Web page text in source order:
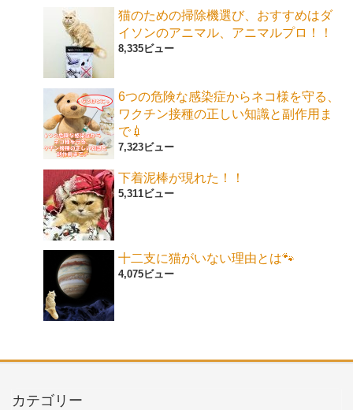
猫のための掃除機選び、おすすめはダ
イソンのアニマル、アニマルプロ！！
8,335ビュー
6つの危険な感染症からネコ様を守る、
ワクチン接種の正しい知識と副作用ま
で💉
7,323ビュー
下着泥棒が現れた！！
5,311ビュー
十二支に猫がいない理由とは🐾
4,075ビュー
カテゴリー